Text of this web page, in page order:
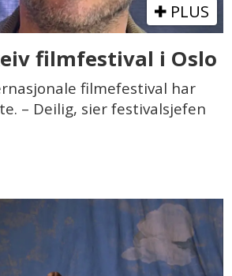
PLUS
filmfestival i Oslo
filmefestival har
– Deilig, sier festivalsjefen